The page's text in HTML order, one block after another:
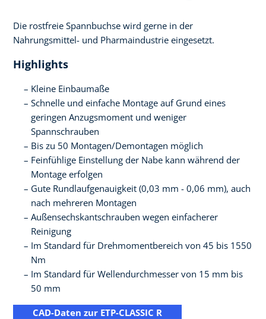
Die rostfreie Spannbuchse wird gerne in der
Nahrungsmittel- und Pharmaindustrie eingesetzt.
Highlights
Kleine Einbaumaße
Schnelle und einfache Montage auf Grund eines
geringen Anzugsmoment und weniger
Spannschrauben
Bis zu 50 Montagen/Demontagen möglich
Feinfühlige Einstellung der Nabe kann während der
Montage erfolgen
Gute Rundlaufgenauigkeit (0,03 mm - 0,06 mm), auch
nach mehreren Montagen
Außensechskantschrauben wegen einfacherer
Reinigung
Im Standard für Drehmomentbereich von 45 bis 1550
Nm
Im Standard für Wellendurchmesser von 15 mm bis
50 mm
CAD-Daten zur ETP-CLASSIC R